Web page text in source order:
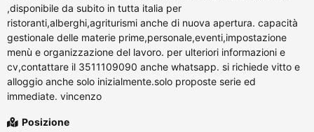
,disponibile da subito in tutta italia per
ristoranti,alberghi,agriturismi anche di nuova apertura. capacità
gestionale delle materie prime,personale,eventi,impostazione
menù e organizzazione del lavoro. per ulteriori informazioni e
cv,contattare il 3511109090 anche whatsapp. si richiede vitto e
alloggio anche solo inizialmente.solo proposte serie ed
immediate. vincenzo
Posizione